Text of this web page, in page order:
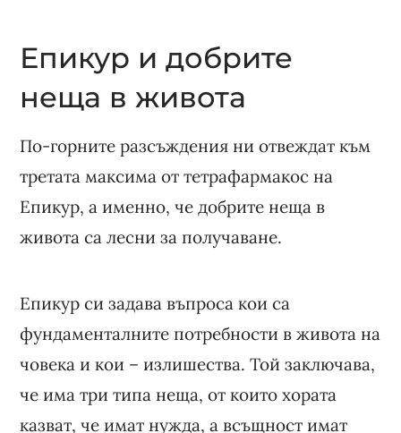
Епикур и добрите
неща в живота
По-горните разсъждения ни отвеждат към
третата максима от тетрафармакос на
Епикур, а именно, че добрите неща в
живота са лесни за получаване.
Епикур си задава въпроса кои са
фундаменталните потребности в живота на
човека и кои – излишества. Той заключава,
че има три типа неща, от които хората
казват, че имат нужда, а всъщност имат